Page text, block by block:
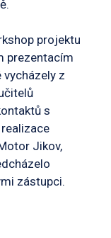
projektu
prezentacím
vycházely z
s
Jikov,
zástupci.